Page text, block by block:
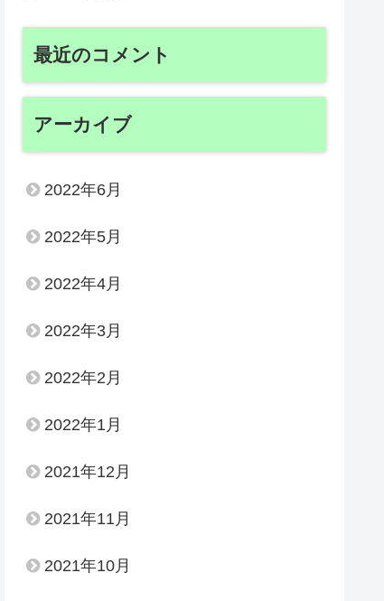
最近のコメント
アーカイブ
2022年6月
2022年5月
2022年4月
2022年3月
2022年2月
2022年1月
2021年12月
2021年11月
2021年10月